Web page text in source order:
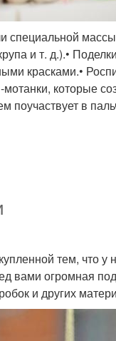
специальной
и т. д.).•
красками.•
мотанки, которые
поучаствует в
тем, что у
вами огромная
и других